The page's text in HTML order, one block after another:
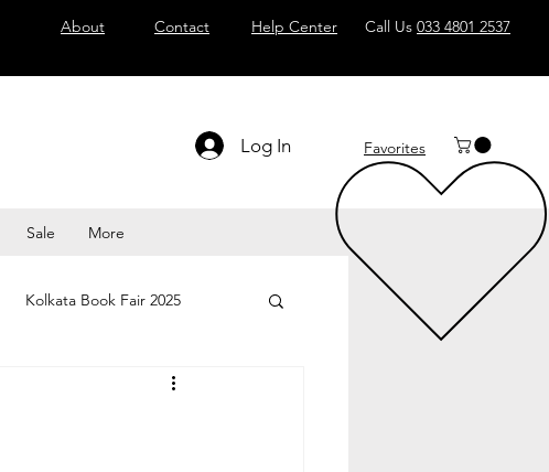
About Contact Help Center Call Us 033 4801 2537
Log In Favorites
Sale More
Kolkata Book Fair 2025